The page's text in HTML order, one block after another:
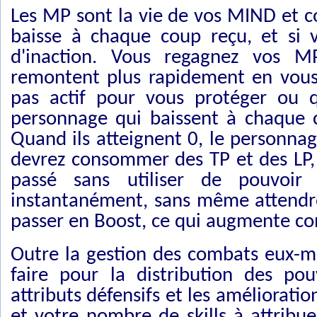
Les MP sont la vie de vos MIND et
baisse à chaque coup reçu, et si
d'inaction. Vous regagnez vos
remontent plus rapidement en
pas actif pour vous protéger ou
personnage qui baissent à
Quand ils atteignent 0, le
devrez consommer des TP et des
passé sans utiliser de
instantanément, sans même
passer en Boost, ce qui augmente
Outre la gestion des combats eux-
faire pour la distribution des
attributs défensifs et les